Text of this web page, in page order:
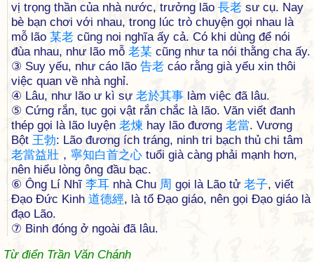
vị trọng thần của nhà nước, trưởng lão 長老 sư cụ. Nay
bè bạn chơi với nhau, trong lúc trò chuyện gọi nhau là
mỗ lão 某老 cũng noi nghĩa ấy cả. Có khi dùng để nói
đùa nhau, như lão mỗ 老某 cũng như ta nói thằng cha ấy.
③ Suy yếu, như cáo lão 告老 cáo rằng già yếu xin thôi
việc quan về nhà nghỉ.
④ Lâu, như lão ư kì sự 老於其事 làm việc đã lâu.
⑤ Cứng rắn, tục gọi vật rắn chắc là lão. Văn viết đanh
thép gọi là lão luyện 老煉 hay lão đương 老當. Vương
Bột 王勃: Lão đương ích tráng, ninh tri bạch thủ chi tâm
老當益壯 ， 寧知白首之心 tuổi già càng phải mạnh hơn,
nên hiểu lòng ông đầu bạc.
⑥ Ông Lí Nhĩ 李耳 nhà Chu 周 gọi là Lão tử 老子, viết
Ðạo Ðức Kinh 道德經, là tổ Ðạo giáo, nên gọi Ðạo giáo là
đạo Lão.
⑦ Binh đóng ở ngoài đã lâu.
Từ điển Trần Văn Chánh